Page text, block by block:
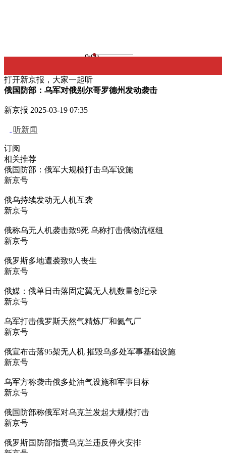
0:00
打开新京报，大家一起听
俄国防部：乌军对俄别尔哥罗德州发动袭击
新京报 2025-03-19 07:35
听新闻
订阅
相关推荐
俄国防部：俄军大规模打击乌军设施
新京号
俄乌持续发动无人机互袭
新京号
俄称乌无人机袭击致9死 乌称打击俄物流枢纽
新京号
俄罗斯多地遭袭致9人丧生
新京号
俄媒：俄单日击落固定翼无人机数量创纪录
新京号
乌军打击俄罗斯天然气精炼厂和氦气厂
新京号
俄宣布击落95架无人机 摧毁乌多处军事基础设施
新京号
乌军方称袭击俄多处油气设施和军事目标
新京号
俄国防部称俄军对乌克兰发起大规模打击
新京号
俄罗斯国防部指责乌克兰违反停火安排